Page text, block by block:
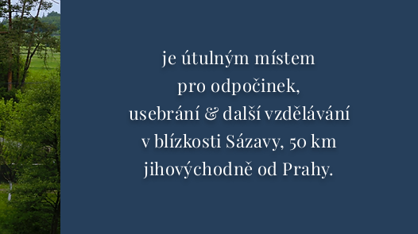
je útulným místem
pro odpočinek,
usebrání & další vzdělávání
v blízkosti Sázavy, 50 km
jihovýchodně od Prahy.